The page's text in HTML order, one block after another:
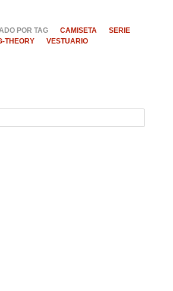
POR TAG CAMISETA
SERIE
THEORY VESTUARIO